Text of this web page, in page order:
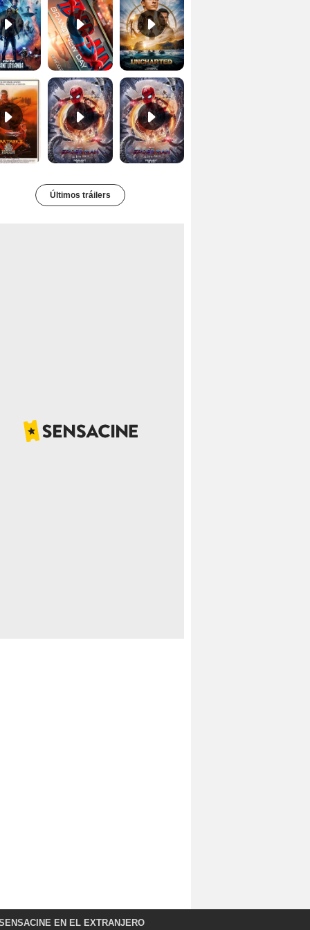
Star Trek II: la ira de Khan Tráiler VO Spider-Man: No Way Home Teaser Tráiler 'Spider-Man: No Way Home'
Últimos tráilers
EN EL EXTRANJERO